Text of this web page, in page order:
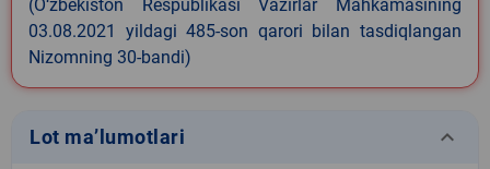
(O‘zbekiston Respublikasi Vazirlar Mahkamasining
03.08.2021 yildagi 485-son qarori bilan tasdiqlangan
Nizomning 30-bandi)
Lot ma’lumotlari keyboard_arrow_down